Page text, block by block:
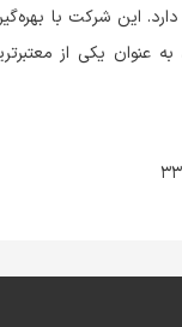
این شرکت با
به عنوان یکی از